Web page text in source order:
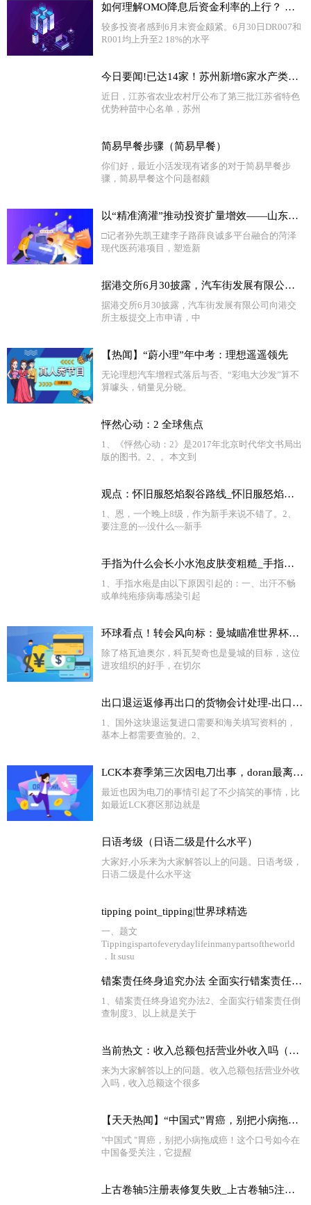
如何理解OMO降息后资金利率的上行？ 全球新消息
较多投资者感到6月末资金颇紧。6月30日DR007和
R001均上升至2 18%的水平
今日要闻!已达14家！苏州新增6家水产类省级特色优势种苗中心
近日，江苏省农业农村厅公布了第三批江苏省特色
优势种苗中心名单，苏州
简易早餐步骤（简易早餐）
你们好，最近小活发现有诸多的对于简易早餐步
骤，简易早餐这个问题都颇
以“精准滴灌”推动投资扩量增效——山东省绿色低碳高质量发展重点项目现场观摩札记②
□记者孙先凯王建李子路薛良诚多平台融合的菏泽
现代医药港项目，塑造新
据港交所6月30披露，汽车街发展有限公司向港交所主板提交上市申请，中信证券、海通国际为其联席保荐人 独家
据港交所6月30披露，汽车街发展有限公司向港交
所主板提交上市申请，中
【热闻】“蔚小理”年中考：理想遥遥领先
无论理想汽车增程式落后与否、“彩电大沙发”算不
算噱头，销量见分晓。
怦然心动：2 全球焦点
1、《怦然心动：2》是2017年北京时代华文书局出
版的图书。2、。本文到
观点：怀旧服怒焰裂谷路线_怀旧服怒焰裂谷多少级能进
1、恩，一个晚上8级，作为新手来说不错了。2、
要注意的~~没什么~~新手
手指为什么会长小水泡皮肤变粗糙_手指为什么会长小水泡
1、手指水疱是由以下原因引起的：一、出汗不畅
或单纯疱疹病毒感染引起
环球看点！转会风向标：曼城瞄准世界杯超新星 姆巴佩或成新标王
除了格瓦迪奥尔，科瓦契奇也是曼城的目标，这位
进攻组织的好手，在切尔
出口退运返修再出口的货物会计处理-出口国外货物退运返修怎么办 怎样办理退运-世界今头条
1、国外这块退运复进口需要和海关填写资料的，
基本上都需要查验的。2、
LCK本赛季第三次因电刀出事，doran最离谱，还有人被禁赛
最近也因为电刀的事情引起了不少搞笑的事情，比
如最近LCK赛区那边就是
日语考级（日语二级是什么水平）
大家好,小乐来为大家解答以上的问题。日语考级，
日语二级是什么水平这
tipping point_tipping|世界球精选
一、题文
Tippingispartofeverydaylifeinmanypartsoftheworld
．It susu
错案责任终身追究办法 全面实行错案责任倒查制度 基本情况讲解_每日热讯
1、错案责任终身追究办法2、全面实行错案责任倒
查制度3、以上就是关于
当前热文：收入总额包括营业外收入吗（收入总额）
来为大家解答以上的问题。收入总额包括营业外收
入吗，收入总额这个很多
【天天热闻】“中国式”胃癌，别把小病拖成癌!这些不良习惯，要趁早改掉
"中国式 "胃癌，别把小病拖成癌！这个口号如今在
中国备受关注，它提醒
上古卷轴5注册表修复失败_上古卷轴5注册表修复